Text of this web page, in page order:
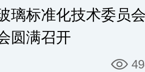
璃标准化技术委员
圆满召开